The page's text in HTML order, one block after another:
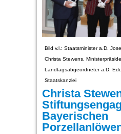
Bild v.l.: Staatsminister a.D.
Christa Stewens,
Landtagsabgeordneter a.D.
Staatskanzlei
Christa
Bayerischen